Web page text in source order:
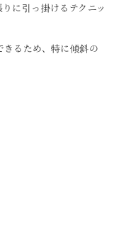
に引っ掛けるテクニッ
るため、特に傾斜の